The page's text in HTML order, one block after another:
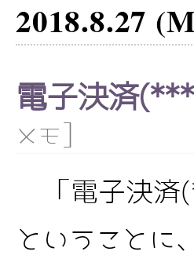
2018.8.27
電子決済
メモ
「電子決済
ということに